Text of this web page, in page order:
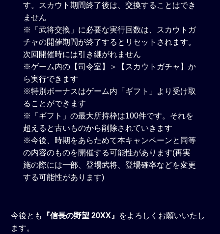
す。スカウト期間終了後は、交換することはでき
ません
※「武将交換」に必要な実行回数は、スカウトガ
チャの開催期間が終了するとリセットされます。
次回開催時には引き継がれません
※ゲーム内の【司令室】＞【スカウトガチャ】か
ら実行できます
※特別ボーナスはゲーム内「ギフト」より受け取
ることができます
※「ギフト」の最大所持枠は100件です。それを
超えると古いものから削除されていきます
※今後、時期をあらためて本キャンペーンと同等
の内容のものを開催する可能性があります(再実
施の際には一部、登場武将、登場確率などを変更
する可能性があります)
今後とも 『信長の野望 20XX』 をよろしくお願いいたし
ます。